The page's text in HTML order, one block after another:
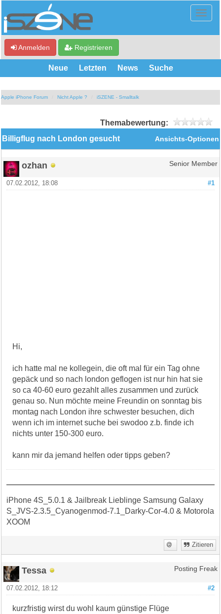
Anmelden Registrieren
Neue Letzten News Suche
Apple iPhone Forum Nicht Apple ? iSZENE - Smalltalk
Themabewertung:
Ansichts-Optionen
Billigflug nach London gesucht
ozhan Senior Member
#1
07.02.2012, 18:08
Hi,
ich hatte mal ne kollegein, die oft mal für ein Tag ohne
gepäck und so nach london geflogen ist nur hin hat sie
so ca 40-60 euro gezahlt alles zusammen und zurück
genau so. Nun möchte meine Freundin on sonntag bis
montag nach London ihre schwester besuchen, dich
wenn ich im internet suche bei swodoo z.b. finde ich
nichts unter 150-300 euro.
kann mir da jemand helfen oder tipps geben?
iPhone 4S_5.0.1 & Jailbreak Lieblinge Samsung Galaxy
S_JVS-2.3.5_Cyanogenmod-7.1_Darky-Cor-4.0 & Motorola
XOOM
Zitieren
Tessa Posting Freak
#2
07.02.2012, 18:12
kurzfristig wirst du wohl kaum günstige Flüge